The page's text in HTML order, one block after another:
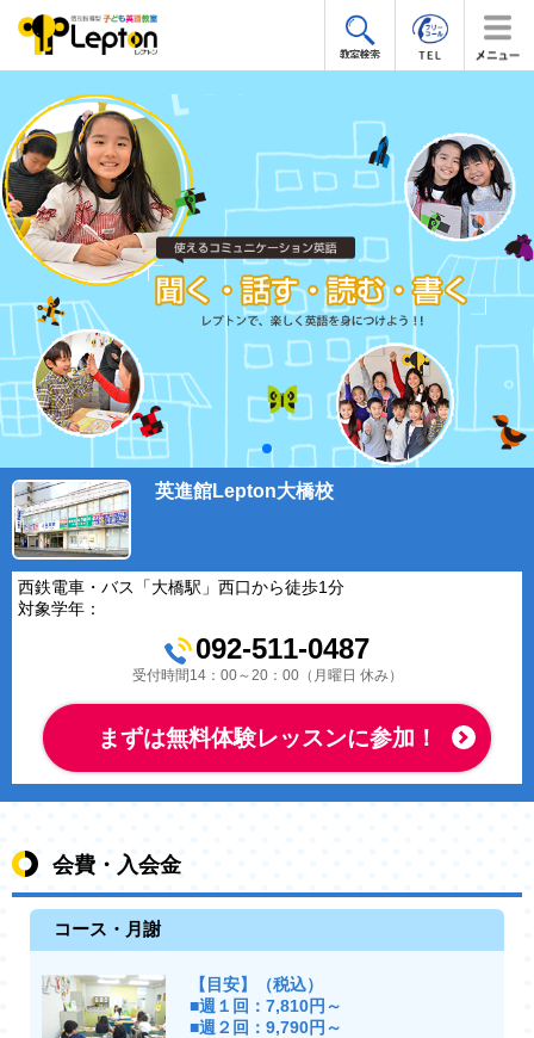
英進館Lepton大橋校
西鉄電車・バス「大橋駅」西口から徒歩1分
対象学年：
092-511-0487
受付時間14：00～20：00（月曜日 休み）
まずは無料体験レッスンに参加！
会費・入会金
コース・月謝
【目安】（税込）
■週１回：7,810円～
■週２回：9,790円～